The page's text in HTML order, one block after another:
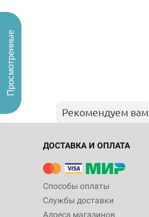
Рекомендуем вам
ДОСТАВКА И ОПЛАТА
Способы оплаты
Службы доставки
Адреса магазинов
Просмотренные